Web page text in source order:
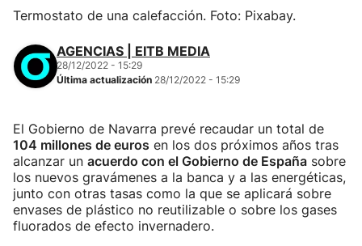
Termostato de una calefacción. Foto: Pixabay.
AGENCIAS | EITB MEDIA
28/12/2022 - 15:29
Última actualización 28/12/2022 - 15:29
El Gobierno de Navarra prevé recaudar un total de
104 millones de euros en los dos próximos años tras
alcanzar un acuerdo con el Gobierno de España sobre
los nuevos gravámenes a la banca y a las energéticas,
junto con otras tasas como la que se aplicará sobre
envases de plástico no reutilizable o sobre los gases
fluorados de efecto invernadero.